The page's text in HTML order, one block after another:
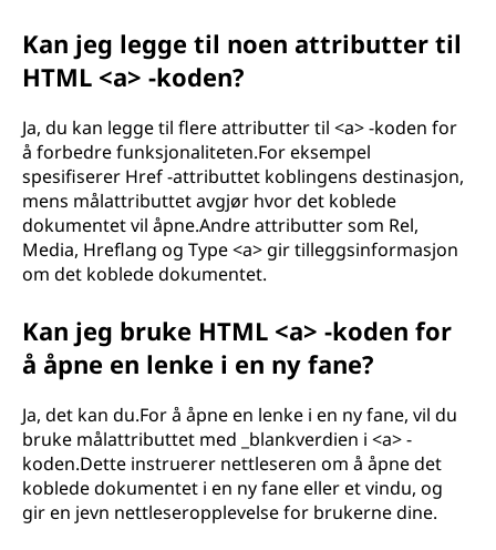
Kan jeg legge til noen attributter til
HTML <a> -koden?
Ja, du kan legge til flere attributter til <a> -koden for
å forbedre funksjonaliteten.For eksempel
spesifiserer Href -attributtet koblingens destinasjon,
mens målattributtet avgjør hvor det koblede
dokumentet vil åpne.Andre attributter som Rel,
Media, Hreflang og Type <a> gir tilleggsinformasjon
om det koblede dokumentet.
Kan jeg bruke HTML <a> -koden for
å åpne en lenke i en ny fane?
Ja, det kan du.For å åpne en lenke i en ny fane, vil du
bruke målattributtet med _blankverdien i <a> -
koden.Dette instruerer nettleseren om å åpne det
koblede dokumentet i en ny fane eller et vindu, og
gir en jevn nettleseropplevelse for brukerne dine.